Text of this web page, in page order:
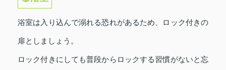
浴室は入り込んで溺れる恐れがあるため、ロック付きの
扉としましょう。
ロック付きにしても普段からロックする習慣がないと忘